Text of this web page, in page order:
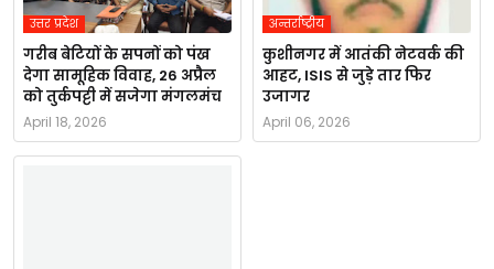
उत्तर प्रदेश
गरीब बेटियों के सपनों को पंख
देगा सामूहिक विवाह, 26 अप्रैल
को तुर्कपट्टी में सजेगा मंगलमंच
April 18, 2026
अन्तर्राष्ट्रीय
कुशीनगर में आतंकी नेटवर्क की
आहट, ISIS से जुड़े तार फिर
उजागर
April 06, 2026